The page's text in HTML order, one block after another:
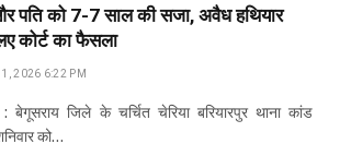
और पति को 7-7 साल की सजा, अवैध हथियार
कोर्ट का फैसला
1, 2026 6:22 PM
जिले के चर्चित चेरिया बरियारपुर थाना कांड
को…